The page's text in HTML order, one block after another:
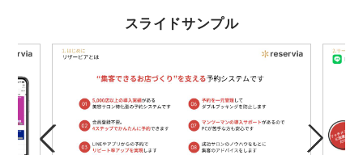
スライドサンプル